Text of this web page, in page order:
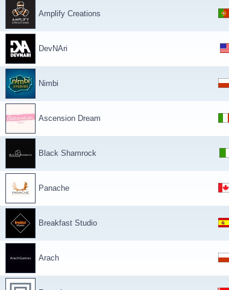
Amplify Creations
DevNAri
Nimbi
Ascension Dream
Black Shamrock
Panache
Breakfast Studio
Arach